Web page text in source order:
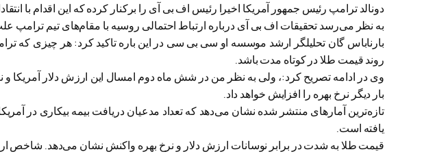
دونالد ترامپ رئیس جمهور آمریکا اخیرا رئیس اف بی آی را برکنار کرده که این اقدام
به نظر می‌رسد تحقیقات اف بی آی درباره ارتباط احتمالی روسیه با مقام‌های تیم ترامپ
بارناباس گان تحلیلگر ارشد موسسه او سی بی سی در این باره تاکید کرد: هر چیزی که
روند قیمت طلا در کوتاه مدت باشد.
بار دیگر نرخ بهره را افزایش خواهد داد.
تازه‌ترین آمارهای منتشر شده نشان می‌دهد که تعداد مدعیان دریافت بیمه بیکاری در
یافته است.
قیمت طلا به شدت در برابر نوسانات ارزش دلار و نرخ بهره واکنش نشان می‌دهد. شاخص ارزش دلار آمریکا نیز با 0.1 درصد کاهش به